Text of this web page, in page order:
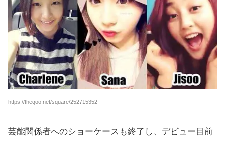
https://theqoo.net/square/252715352
芸能関係者へのショーケースも終了し、デビュー目前